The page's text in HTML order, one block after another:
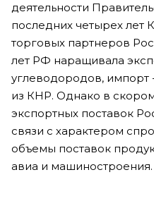
деятельности
последних четырех лет
торговых партнеров
лет РФ наращивала
углеводородов,
из КНР. Однако в
экспортных поставок
связи с характером
объемы поставок
авиа и машиностроения.